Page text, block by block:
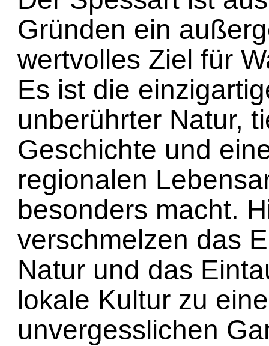
Gründen ein
wertvolles Ziel für
Es ist die
unberührter Natur,
Geschichte und
regionalen
besonders macht.
verschmelzen das
Natur und das
lokale Kultur zu
unvergesslichen